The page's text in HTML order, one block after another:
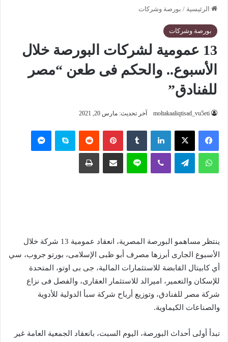
الرئيسية / بورصة وشركات
بورصة وشركات
13 عمومية لشركات البورصة خلال
الأسبوع.. والحكم فى طعن “مصر
للفنادق”
moltakaaliqtisad_vu5eti آخر تحديث: مارس 20, 2021
فيسبوك ‫X لينكدإن بينتيريست سكايب
واتساب تيلقرام لاين
ينتظر مساهمو البورصة المصرية، انعقاد عمومية 13 شركة خلال
الأسبوع الجارى أبرزها مصرف أبو ظبى الإسلامى، بورتو جروب، سي
أي كابيتال القابضة للاستثمارات المالية، جى بى اوتو، المتحدة
للإسكان والتعمير، اميرالد للاستثمار العقارى، والفصل فى نزاع
شركة مصر للفنادق، وتوزيع أرباح شركة سبأ الدولية للأدوية
والصناعات الكيماوية.
تبدأ أولى أحداث البورصة، اليوم السبت، بانعقاد الجمعية العامة غير